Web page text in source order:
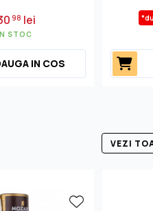
98 lei
STOC
IN COS
VEZI